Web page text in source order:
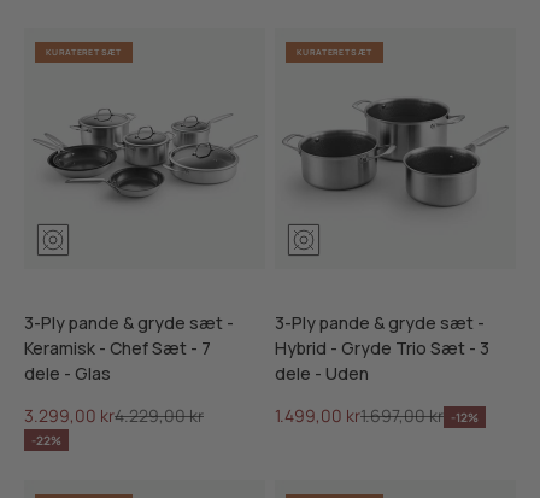
KURATERET SÆT
3-Ply pande & gryde sæt -
Keramisk - Chef Sæt - 7
dele - Glas
Salgspris
3.299,00 krNormalpris
4.229,00 kr
-22%
KURATERET SÆT
3-Ply pande & gryde sæt -
Hybrid - Gryde Trio Sæt - 3
dele - Uden
Salgspris
1.499,00 krNormalpris
1.697,00 kr -12%